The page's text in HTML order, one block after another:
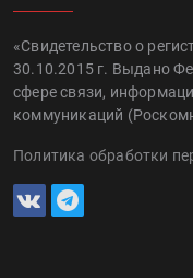
«Свидетельство о
30.10.2015 г. Выдано
сфере связи,
коммуникаций
Политика обработки